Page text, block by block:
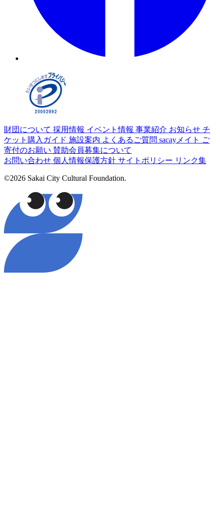
財団について 採用情報 イベント情報 事業紹介 お知らせ チ
ケット購入ガイド 施設案内 よくあるご質問 sacayメイト ご
寄付のお願い 賛助会員募集について
お問い合わせ 個人情報保護方針 サイトポリシー リンク集
©2026 Sakai City Cultural Foundation.